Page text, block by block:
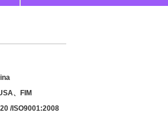
、FIM
/ISO9001:2008